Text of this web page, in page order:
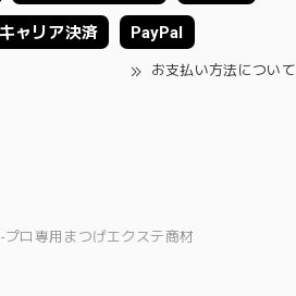
キャリア決済 PayPal
お支払い方法について
ロ専用まつげエクステ商材